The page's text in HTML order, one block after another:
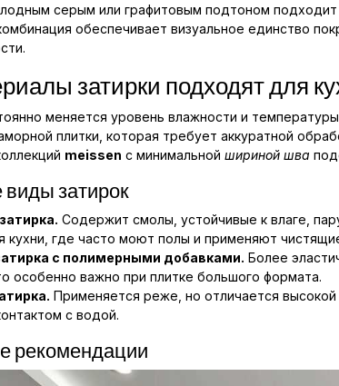
серым или графитовым подтоном подходит
обеспечивает визуальное единство
затирки подходят для
меняется уровень влажности и
плитки, которая требует аккуратной
meissen с минимальной шириной шва
затирок
Содержит смолы, устойчивые к влаге,
кухни, где часто моют полы и применяют
с полимерными добавками. Более
особенно важно при плитке большого формата.
Применяется реже, но отличается
с водой.
рекомендации